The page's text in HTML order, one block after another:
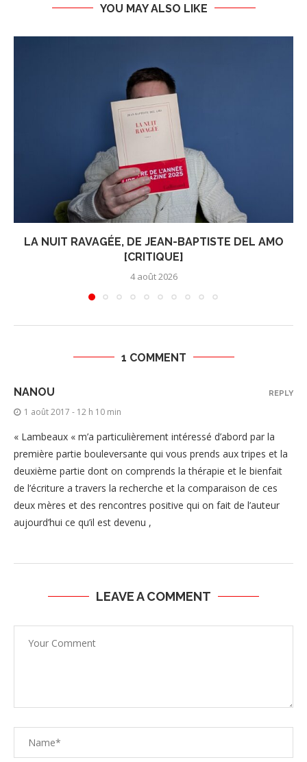
YOU MAY ALSO LIKE
LA NUIT RAVAGÉE, DE JEAN-BAPTISTE DEL AMO
[CRITIQUE]
4 août 2026
1 COMMENT
NANOU
1 août 2017 - 12 h 10 min
« Lambeaux « m’a particulièrement intéressé d’abord par la
première partie bouleversante qui vous prends aux tripes et la
deuxième partie dont on comprends la thérapie et le bienfait
de l’écriture a travers la recherche et la comparaison de ces
deux mères et des rencontres positive qui on fait de l’auteur
aujourd’hui ce qu’il est devenu ,
REPLY
LEAVE A COMMENT